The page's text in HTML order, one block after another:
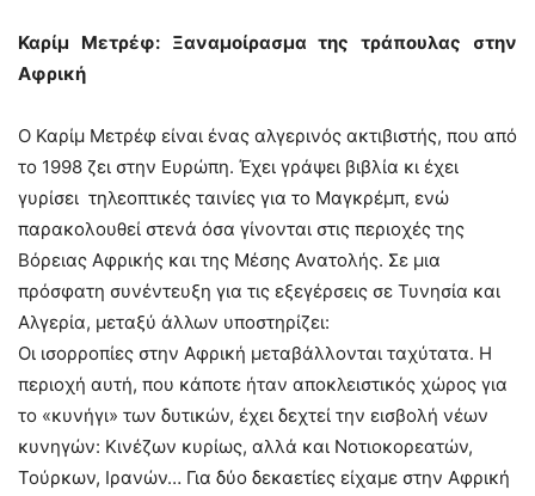
Καρίμ Μετρέφ: Ξαναμοίρασμα της τράπουλας στην
Αφρική
Ο Καρίμ Μετρέφ είναι ένας αλγερινός ακτιβιστής, που από
το 1998 ζει στην Ευρώπη. Έχει γράψει βιβλία κι έχει
γυρίσει τηλεοπτικές ταινίες για το Μαγκρέμπ, ενώ
παρακολουθεί στενά όσα γίνονται στις περιοχές της
Βόρειας Αφρικής και της Μέσης Ανατολής. Σε μια
πρόσφατη συνέντευξη για τις εξεγέρσεις σε Τυνησία και
Αλγερία, μεταξύ άλλων υποστηρίζει:
Οι ισορροπίες στην Αφρική μεταβάλλονται ταχύτατα. Η
περιοχή αυτή, που κάποτε ήταν αποκλειστικός χώρος για
το «κυνήγι» των δυτικών, έχει δεχτεί την εισβολή νέων
κυνηγών: Κινέζων κυρίως, αλλά και Νοτιοκορεατών,
Τούρκων, Ιρανών… Για δύο δεκαετίες είχαμε στην Αφρική